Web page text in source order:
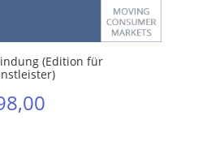
(Edition für